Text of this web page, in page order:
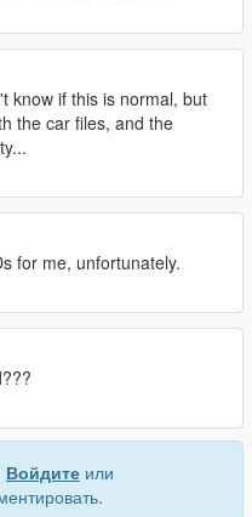
know if this is normal, but
the car files, and the
for me, unfortunately.
Войдите или